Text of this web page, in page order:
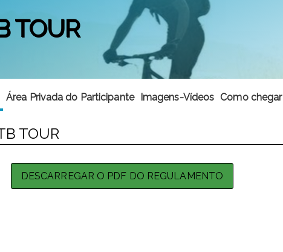
TOUR
Área Privada do Participante Imagens-Vídeos Como chegar
TOUR
DESCARREGAR O PDF DO REGULAMENTO